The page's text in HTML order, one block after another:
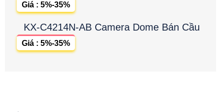
Giá : 5%-35%
KX-C4214N-AB Camera Dome Bán Cầu
Giá : 5%-35%